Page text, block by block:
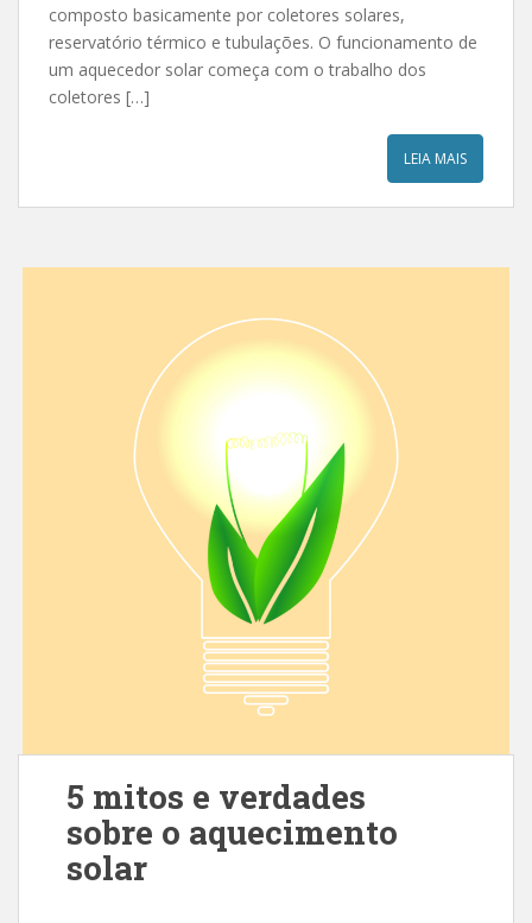
composto basicamente por coletores solares,
reservatório térmico e tubulações. O funcionamento de
um aquecedor solar começa com o trabalho dos
coletores […]
LEIA MAIS
5 mitos e verdades
sobre o aquecimento
solar